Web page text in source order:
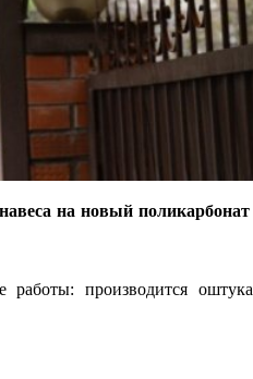
на новый
производится